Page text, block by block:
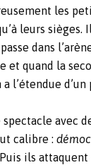
les
leurs sièges.
dans
et quand la
l’étendue d’un
avec
calibre :
Puis ils attaquent